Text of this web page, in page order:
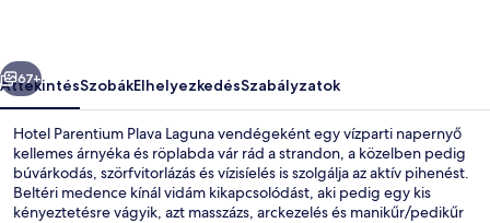
Következő
67+
ÁttekintésSzobákElhelyezkedésSzabályzatok
Hotel Parentium Plava Laguna vendégeként egy vízparti napernyő
kellemes árnyéka és röplabda vár rád a strandon, a közelben pedig
búvárkodás, szörfvitorlázás és vízisíelés is szolgálja az aktív pihenést.
Beltéri medence kínál vidám kikapcsolódást, aki pedig egy kis
kényeztetésre vágyik, azt masszázs, arckezelés és manikűr/pedikűr